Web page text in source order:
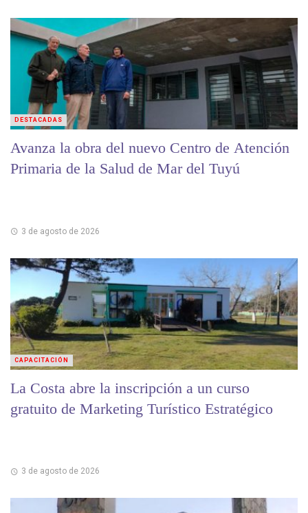
Avanza la obra del nuevo Centro de Atención
Primaria de la Salud de Mar del Tuyú
3 de agosto de 2026
DESTACADAS
La Costa abre la inscripción a un curso
gratuito de Marketing Turístico Estratégico
3 de agosto de 2026
CAPACITACIÓN